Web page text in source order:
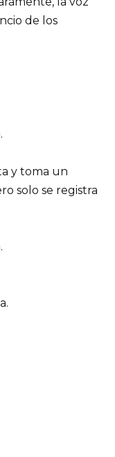
de los
y toma un
solo se registra